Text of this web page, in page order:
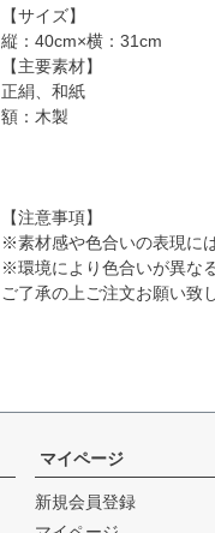
【サイズ】
縦：40cm×横：31cm
【主要素材】
正絹、和紙
額：木製
【注意事項】
※素材感や色合いの表現に
※環境により色合いが異な
ご了承の上ご注文お願い致
マイページ
新規会員登録